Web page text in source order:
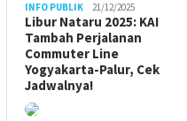
INFO PUBLIK 21/12/2025
Libur Nataru 2025: KAI
Tambah Perjalanan
Commuter Line
Yogyakarta-Palur, Cek
Jadwalnya!